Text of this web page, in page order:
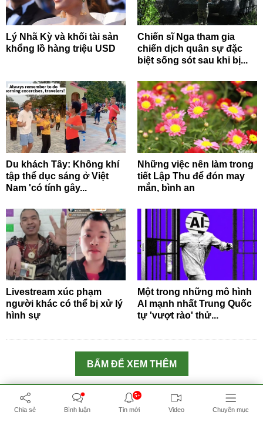
Lý Nhã Kỳ và khối tài sản
khổng lồ hàng triệu USD
Chiến sĩ Nga tham gia
chiến dịch quân sự đặc
biệt sống sót sau khi bị...
Du khách Tây: Không khí
tập thể dục sáng ở Việt
Nam 'có tính gây...
Những việc nên làm trong
tiết Lập Thu để đón may
mắn, bình an
Livestream xúc phạm
người khác có thể bị xử lý
hình sự
Một trong những mô hình
AI mạnh nhất Trung Quốc
tự 'vượt rào' thử...
BẤM ĐỂ XEM THÊM
СМИ сетевое издание «Baonga.com»
Chia sẻ Bình luận
5+
Tin mới Video Chuyên mục